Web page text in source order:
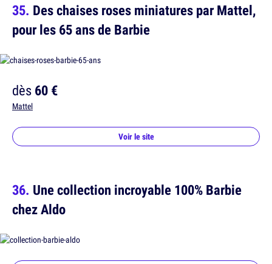
Des chaises roses miniatures par Mattel,
pour les 65 ans de Barbie
dès60 €
Mattel
Voir le site
Une collection incroyable 100% Barbie
chez Aldo